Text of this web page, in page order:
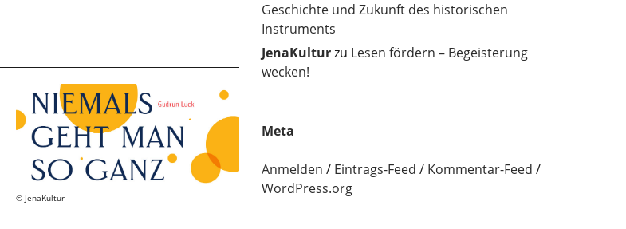
JenaKultur
Geschichte und Zukunft des historischen
Instruments
JenaKulturzu Lesen fördern – Begeisterung
wecken!
Meta
Anmelden Eintrags-Feed
Kommentar-Feed
WordPress.org